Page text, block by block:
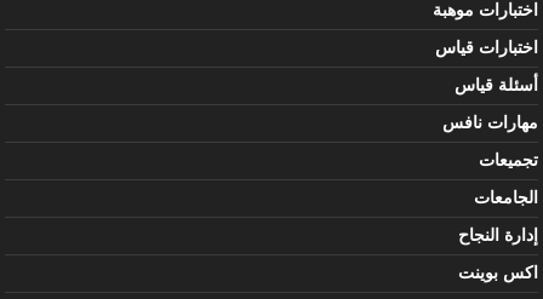
اختبارات موهبة
اختبارات قياس
أسئلة قياس
مهارات نافس
تجميعات
الجامعات
إدارة النجاح
اكس بوينت